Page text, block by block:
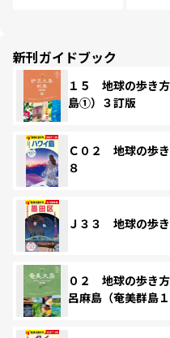
新刊ガイドブック
１５ 地球の歩き
島①）３訂版
Ｃ０２ 地球の歩
８
Ｊ３３ 地球の歩
０２ 地球の歩
呂麻島（奄美群島